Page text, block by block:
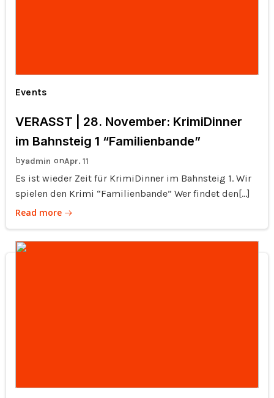
Events
VERASST | 28. November: KrimiDinner
im Bahnsteig 1 “Familienbande”
byadmin onApr. 11
Es ist wieder Zeit für KrimiDinner im Bahnsteig 1. Wir
spielen den Krimi “Familienbande” Wer findet den[…]
Read more